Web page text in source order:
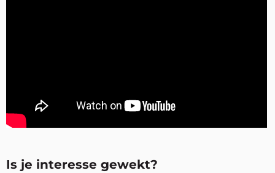
Is je interesse gewekt?